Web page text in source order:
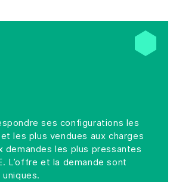
ses configurations les
les plus vendues aux charges
demandes les plus pressantes
L’offre et la demande sont